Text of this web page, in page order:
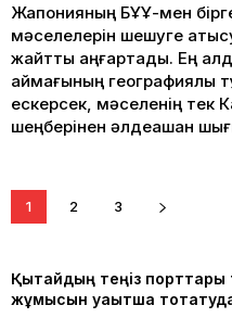
Жапонияның БҰҰ-мен
мәселелерін шешуге
жайтты аңғартады. Ең
аймағының географиялық
ескерсек, мәселенің тек
шеңберінен әлдеқашан
1 2 3
Қытайдың теңіз
жұмысын уақытша